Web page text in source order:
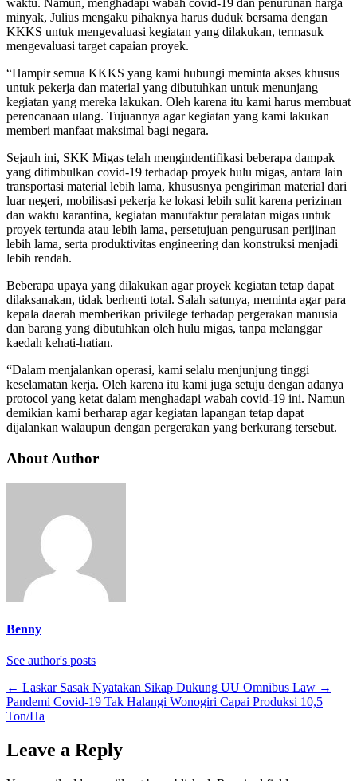
waktu. Namun, menghadapi wabah covid-19 dan penurunan harga
minyak, Julius mengaku pihaknya harus duduk bersama dengan
KKKS untuk mengevaluasi kegiatan yang dilakukan, termasuk
mengevaluasi target capaian proyek.
“Hampir semua KKKS yang kami hubungi meminta akses khusus
untuk pekerja dan material yang dibutuhkan untuk menunjang
kegiatan yang mereka lakukan. Oleh karena itu kami harus membuat
perencanaan ulang. Tujuannya agar kegiatan yang kami lakukan
memberi manfaat maksimal bagi negara.
Sejauh ini, SKK Migas telah mengindentifikasi beberapa dampak
yang ditimbulkan covid-19 terhadap proyek hulu migas, antara lain
transportasi material lebih lama, khususnya pengiriman material dari
luar negeri, mobilisasi pekerja ke lokasi lebih sulit karena perizinan
dan waktu karantina, kegiatan manufaktur peralatan migas untuk
proyek tertunda atau lebih lama, persetujuan pengurusan perijinan
lebih lama, serta produktivitas engineering dan konstruksi menjadi
lebih rendah.
Beberapa upaya yang dilakukan agar proyek kegiatan tetap dapat
dilaksanakan, tidak berhenti total. Salah satunya, meminta agar para
kepala daerah memberikan privilege terhadap pergerakan manusia
dan barang yang dibutuhkan oleh hulu migas, tanpa melanggar
kaedah kehati-hatian.
“Dalam menjalankan operasi, kami selalu menjunjung tinggi
keselamatan kerja. Oleh karena itu kami juga setuju dengan adanya
protocol yang ketat dalam menghadapi wabah covid-19 ini. Namun
demikian kami berharap agar kegiatan lapangan tetap dapat
dijalankan walaupun dengan pergerakan yang berkurang tersebut.
About Author
Benny
See author's posts
← Laskar Sasak Nyatakan Sikap Dukung UU Omnibus Law →
Pandemi Covid-19 Tak Halangi Wonogiri Capai Produksi 10,5
Ton/Ha
Leave a Reply